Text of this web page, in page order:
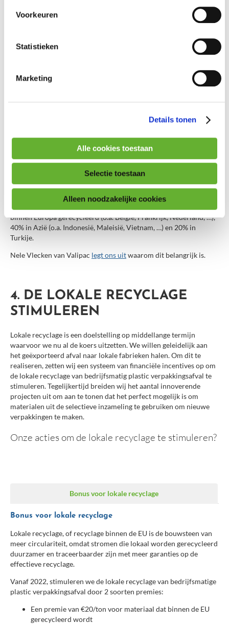
Voorkeuren
Statistieken
Marketing
Details tonen
Alle cookies toestaan
Selectie toestaan
Alleen noodzakelijke cookies
Cartografie van de bestemmingen
Dankzij de input van de aangesloten ophalers en die van de
om in kaart te brengen waar het Belgisch bedrijfsmatig plastic
duidelijk zicht op de eindbestemmingen van
bedrijfsmatig plastic verpakkingsafval van Belgische oorsprong.
40% van het bedrijfsmatig plastic verpakkingsafval wordt in
Van de 62.000 ton bedrijfsmatige plastic verpakkingen die in 2021
door de aangesloten ophalers werden ingezameld, werd 40%
binnen Europa gerecycleerd (o.a. België, Frankrijk, Nederland, …),
40% in Azië (o.a. Indonesië, Maleisië, Vietnam, …) en 20% in
Turkije.
Nele Vlecken van Valipac legt ons uitwaarom dit belangrijk is.
4. DE LOKALE RECYCLAGE
STIMULEREN
Lokale recyclage is een doelstelling op middellange termijn
waarvoor we nu al de koers uitzetten. We willen geleidelijk aan
het geëxporteerd afval naar lokale fabrieken halen. Om dit te
realiseren, zetten wij een systeem van financiële incentives op om
de lokale recyclage van bedrijfsmatig plastic verpakkingsafval te
stimuleren. Tegelijkertijd breiden wij het aantal innoverende
projecten uit om aan te tonen dat het perfect mogelijk is om
materialen uit de selectieve inzameling te gebruiken om nieuwe
verpakkingen te maken.
Onze acties om de lokale recyclage te stimuleren?
Bonus voor lokale recyclage
Bonus voor lokale recyclage
Lokale recyclage, of recyclage binnen de EU is de bouwsteen van
meer circulariteit, omdat stromen die lokaal worden gerecycleerd
duurzamer en traceerbaarder zijn met meer garanties op de
effectieve recyclage.
Vanaf 2022, stimuleren we de lokale recyclage van bedrijfsmatige
plastic verpakkingsafval door 2 soorten premies:
Een premie van €20/ton voor materiaal dat binnen de EU
gerecycleerd wordt